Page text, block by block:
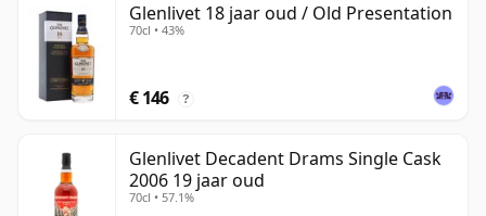
Glenlivet 18 jaar oud / Old Presentation
70cl • 43%
€ 146 ?
Glenlivet Decadent Drams Single Cask
2006 19 jaar oud
70cl • 57.1%